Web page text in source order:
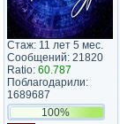
Стаж: 11 лет 5 мес.
Сообщений: 21820
Ratio: 60.787
Поблагодарили:
1689687
100%